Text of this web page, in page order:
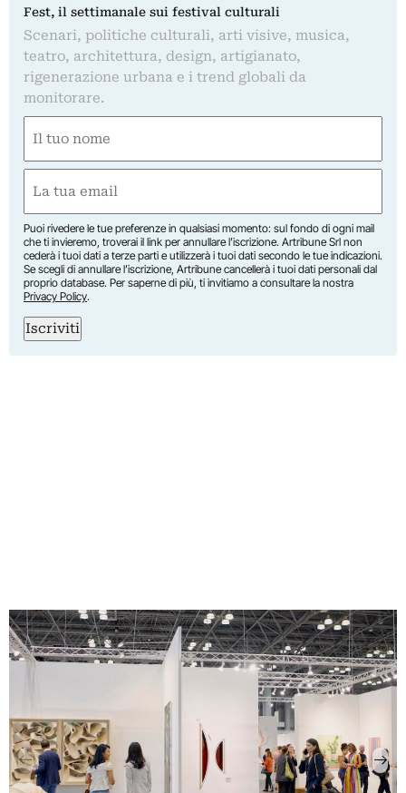
Fest, il settimanale sui festival culturali
Scenari, politiche culturali, arti visive, musica,
teatro, architettura, design, artigianato,
rigenerazione urbana e i trend globali da
monitorare.
(Obbligatorio)
Nome
(Obbligatorio)
Puoi rivedere le tue preferenze in qualsiasi momento: sul fondo di ogni mail
che ti invieremo, troverai il link per annullare l’iscrizione. Artribune Srl non
cederà i tuoi dati a terze parti e utilizzerà i tuoi dati secondo le tue indicazioni.
Se scegli di annullare l’iscrizione, Artribune cancellerà i tuoi dati personali dal
proprio database. Per saperne di più, ti invitiamo a consultare la nostra
Privacy Policy.
Iscriviti